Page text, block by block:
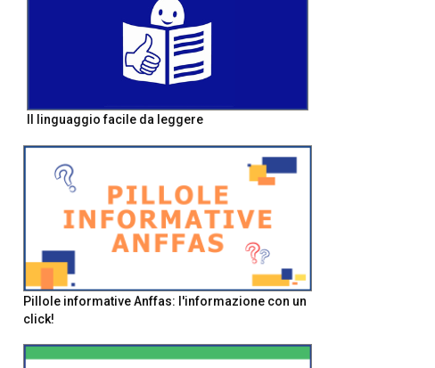
Il linguaggio facile da leggere
Pillole informative Anffas: l'informazione con un
click!